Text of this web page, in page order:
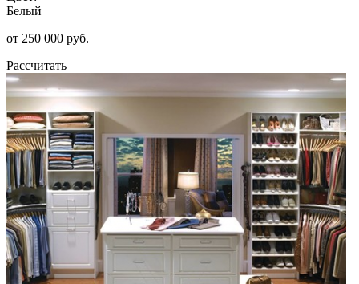
Белый
от 250 000 руб.
Рассчитать